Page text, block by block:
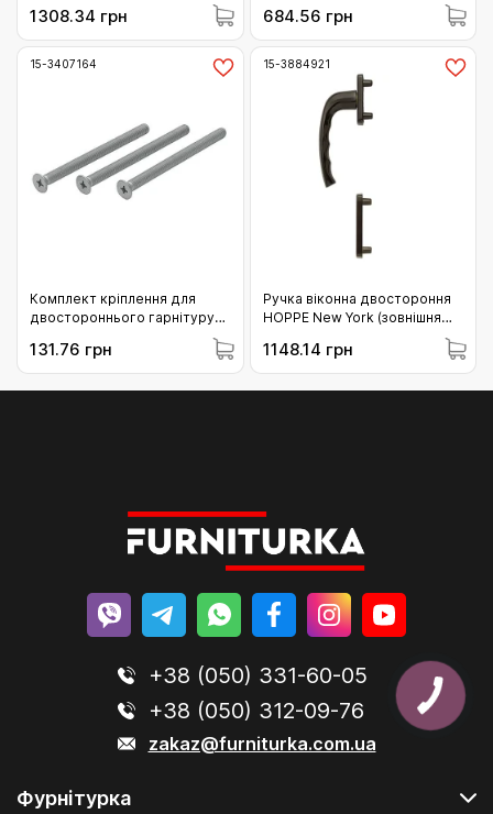
(11812965)
1308.34 грн
191.9016.00.45)
684.56 грн
15-3407164
Комплект кріплення для
двостороннього гарнітуру
131.76 грн
15-3884921
Ручка віконна двостороння
HOPPE New York (зовнішня
(3884921)
1148.14 грн
+38 (050) 331-60-05
+38 (050) 312-09-76
zakaz@furniturka.com.ua
Фурнітурка